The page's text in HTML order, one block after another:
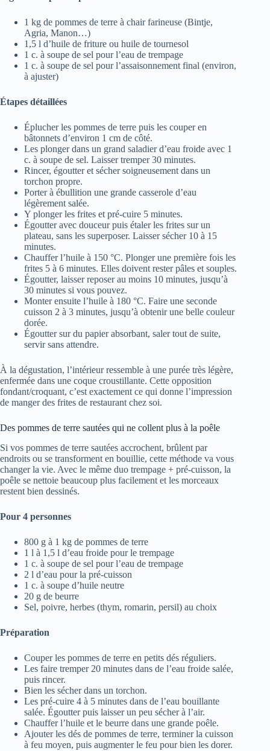
1 kg de pommes de terre à chair farineuse (Bintje,
Agria, Manon…)
1,5 l d’huile de friture ou huile de tournesol
1 c. à soupe de sel pour l’eau de trempage
1 c. à soupe de sel pour l’assaisonnement final (environ,
à ajuster)
Étapes détaillées
Éplucher les pommes de terre puis les couper en
bâtonnets d’environ 1 cm de côté.
Les plonger dans un grand saladier d’eau froide avec 1
c. à soupe de sel. Laisser tremper 30 minutes.
Rincer, égoutter et sécher soigneusement dans un
torchon propre.
Porter à ébullition une grande casserole d’eau
légèrement salée.
Y plonger les frites et pré-cuire 5 minutes.
Égoutter avec douceur puis étaler les frites sur un
plateau, sans les superposer. Laisser sécher 10 à 15
minutes.
Chauffer l’huile à 150 °C. Plonger une première fois les
frites 5 à 6 minutes. Elles doivent rester pâles et souples.
Égoutter, laisser reposer au moins 10 minutes, jusqu’à
30 minutes si vous pouvez.
Monter ensuite l’huile à 180 °C. Faire une seconde
cuisson 2 à 3 minutes, jusqu’à obtenir une belle couleur
dorée.
Égoutter sur du papier absorbant, saler tout de suite,
servir sans attendre.
À la dégustation, l’intérieur ressemble à une purée très légère,
enfermée dans une coque croustillante. Cette opposition
fondant/croquant, c’est exactement ce qui donne l’impression
de manger des frites de restaurant chez soi.
Des pommes de terre sautées qui ne collent plus à la poêle
Si vos pommes de terre sautées accrochent, brûlent par
endroits ou se transforment en bouillie, cette méthode va vous
changer la vie. Avec le même duo trempage + pré-cuisson, la
poêle se nettoie beaucoup plus facilement et les morceaux
restent bien dessinés.
Pour 4 personnes
800 g à 1 kg de pommes de terre
1 l à 1,5 l d’eau froide pour le trempage
1 c. à soupe de sel pour l’eau de trempage
2 l d’eau pour la pré-cuisson
1 c. à soupe d’huile neutre
20 g de beurre
Sel, poivre, herbes (thym, romarin, persil) au choix
Préparation
Couper les pommes de terre en petits dés réguliers.
Les faire tremper 20 minutes dans de l’eau froide salée,
puis rincer.
Bien les sécher dans un torchon.
Les pré-cuire 4 à 5 minutes dans de l’eau bouillante
salée. Égoutter puis laisser un peu sécher à l’air.
Chauffer l’huile et le beurre dans une grande poêle.
Ajouter les dés de pommes de terre, terminer la cuisson
à feu moyen, puis augmenter le feu pour bien les dorer.